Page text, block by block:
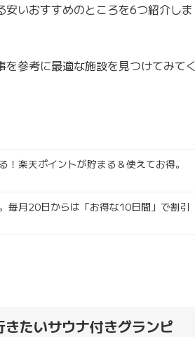
いおすすめのところを6つ紹介しま
参考に最適な施設を見つけてみてく
楽天ポイントが貯まる＆使えてお得。
毎月20日からは「お得な10日間」で割引
たいサウナ付きグランピ